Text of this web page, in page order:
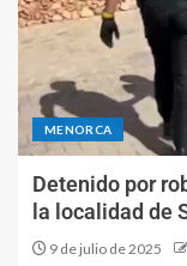
MENORCA
Detenido por
la localidad de
9 de julio de 2025